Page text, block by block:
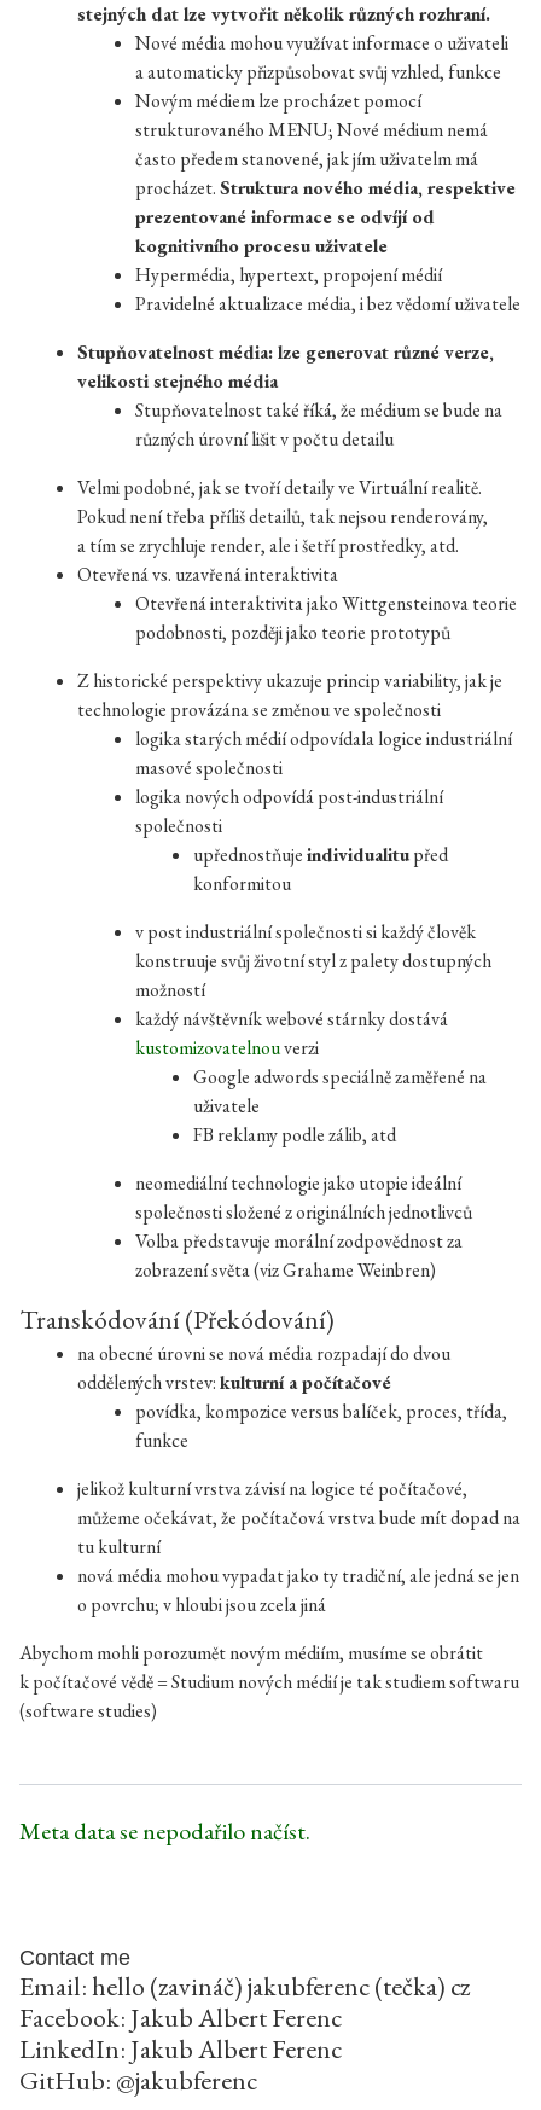
stejných dat lze vytvořit několik různých rozhraní.
Nové média mohou využívat informace o uživateli
a automaticky přizpůsobovat svůj vzhled, funkce
Novým médiem lze procházet pomocí
strukturovaného MENU; Nové médium nemá
často předem stanovené, jak jím uživatelm má
procházet.Struktura nového média, respektive
prezentované informace se odvíjí od
kognitivního procesu uživatele
Hypermédia, hypertext, propojení médií
Pravidelné aktualizace média, i bez vědomí uživatele
Stupňovatelnost média: lze generovat různé verze,
velikosti stejného média
Stupňovatelnost také říká, že médium se bude na
různých úrovní lišit v počtu detailu
Velmi podobné, jak se tvoří detaily ve Virtuální realitě.
Pokud není třeba příliš detailů, tak nejsou renderovány,
a tím se zrychluje render, ale i šetří prostředky, atd.
Otevřená vs. uzavřená interaktivita
Otevřená interaktivita jako Wittgensteinova teorie
podobnosti, později jako teorie prototypů
Z historické perspektivy ukazuje princip variability, jak je
technologie provázána se změnou ve společnosti
logika starých médií odpovídala logice industriální
masové společnosti
logika nových odpovídá post-industriální
společnosti
upřednostňujeindividualitupřed
konformitou
v post industriální společnosti si každý člověk
konstruuje svůj životní styl z palety dostupných
možností
každý návštěvník webové stárnky dostává
kustomizovatelnouverzi
Google adwords speciálně zaměřené na
uživatele
FB reklamy podle zálib, atd
neomediální technologie jako utopie ideální
společnosti složené z originálních jednotlivců
Volba představuje morální zodpovědnost za
zobrazení světa (viz Grahame Weinbren)
Transkódování (Překódování)
na obecné úrovni se nová média rozpadají do dvou
oddělených vrstev:kulturní a počítačové
povídka, kompozice versus balíček, proces, třída,
funkce
jelikož kulturní vrstva závisí na logice té počítačové,
můžeme očekávat, že počítačová vrstva bude mít dopad na
tu kulturní
nová média mohou vypadat jako ty tradiční, ale jedná se jen
o povrchu; v hloubi jsou zcela jiná
Abychom mohli porozumět novým médiím, musíme se obrátit
k počítačové vědě = Studium nových médií je tak studiem softwaru
(software studies)
Meta data se nepodařilo načíst.
Contact me
Email: hello (zavináč) jakubferenc (tečka) cz
Facebook: Jakub Albert Ferenc
LinkedIn: Jakub Albert Ferenc
GitHub: @jakubferenc